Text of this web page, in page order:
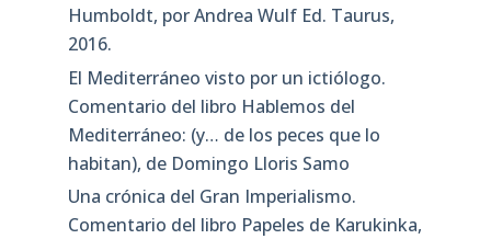
Humboldt, por Andrea Wulf Ed. Taurus,
2016.
El Mediterráneo visto por un ictiólogo.
Comentario del libro Hablemos del
Mediterráneo: (y… de los peces que lo
habitan), de Domingo Lloris Samo
Una crónica del Gran Imperialismo.
Comentario del libro Papeles de Karukinka,